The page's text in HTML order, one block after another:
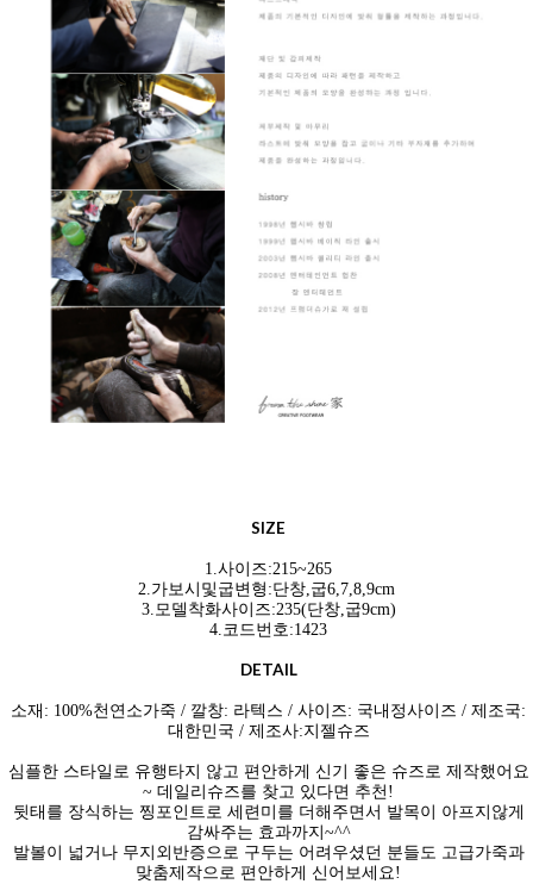
SIZE
1.사이즈:215~265
2.가보시및굽변형:단창,굽6,7,8,9cm
3.모델착화사이즈:235(단창,굽9cm)
4.코드번호:1423
DETAIL
소재: 100%천연소가죽 / 깔창: 라텍스 / 사이즈: 국내정사이즈 / 제조국:
대한민국 / 제조사:지젤슈즈
심플한 스타일로 유행타지 않고 편안하게 신기 좋은 슈즈로 제작했어요
~ 데일리슈즈를 찾고 있다면 추천!
뒷태를 장식하는 찡포인트로 세련미를 더해주면서 발목이 아프지않게
감싸주는 효과까지~^^
발볼이 넓거나 무지외반증으로 구두는 어려우셨던 분들도 고급가죽과
맞춤제작으로 편안하게 신어보세요!